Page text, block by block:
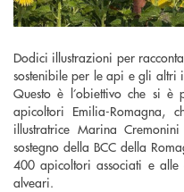
Dodici illustrazioni per
sostenibile per le api e gli altri
Questo è l’obiettivo che si è
apicoltori Emilia-Romagna,
illustratrice Marina
sostegno della BCC della
400 apicoltori associati e
alveari.